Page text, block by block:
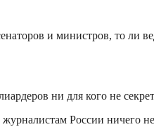
и министров, то ли
ни для кого не
России ничего